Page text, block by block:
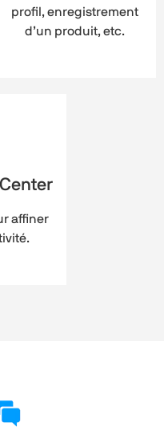
profil, enregistrement
d’un produit, etc.
affiner